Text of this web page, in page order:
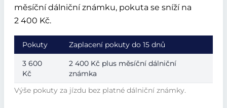
měsíční dálniční známku, pokuta se sníží na
2 400 Kč.
Výše pokuty za jízdu bez platné dálniční známky.
Pokuty Zaplacení pokuty do 15 dnů
3 600
Kč
2 400 Kč plus měsíční dálniční
známka